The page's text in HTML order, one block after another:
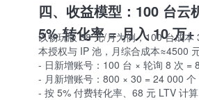
四、收益模型：100 台云
5% 转化率 = 月入 10 万+
以畅玩版 38 元/月为例，100 台成本
本授权与 IP 池，月综合成本≈4500 元
- 日新增账号：100 台 × 轮询 8 次 =
- 月新增账号：800 × 30 = 24 000 个
- 按 5% 付费转化率、68 元 LTV 计